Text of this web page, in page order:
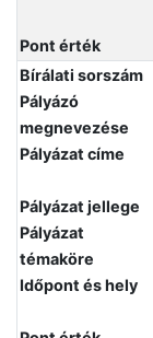
Pont érték
Bírálati sorszám
Pályázó
megnevezése
Pályázat címe
Pályázat jellege
Pályázat
témaköre
Időpont és hely